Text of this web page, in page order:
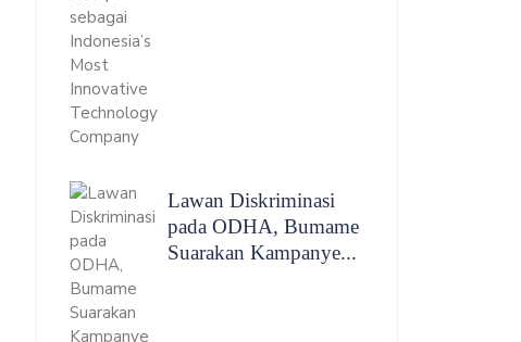
Lawan Diskriminasi
pada ODHA, Bumame
Suarakan Kampanye...